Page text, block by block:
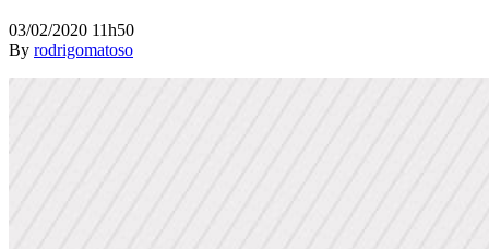
03/02/2020 11h50
By rodrigomatoso